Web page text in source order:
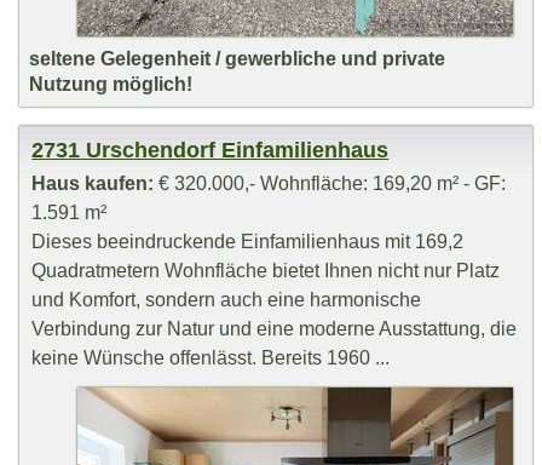
seltene Gelegenheit / gewerbliche und private
Nutzung möglich!
2731 Urschendorf Einfamilienhaus
Haus kaufen: € 320.000,- Wohnfläche: 169,20 m² - GF:
1.591 m²
Dieses beeindruckende Einfamilienhaus mit 169,2
Quadratmetern Wohnfläche bietet Ihnen nicht nur Platz
und Komfort, sondern auch eine harmonische
Verbindung zur Natur und eine moderne Ausstattung, die
keine Wünsche offenlässt. Bereits 1960 ...